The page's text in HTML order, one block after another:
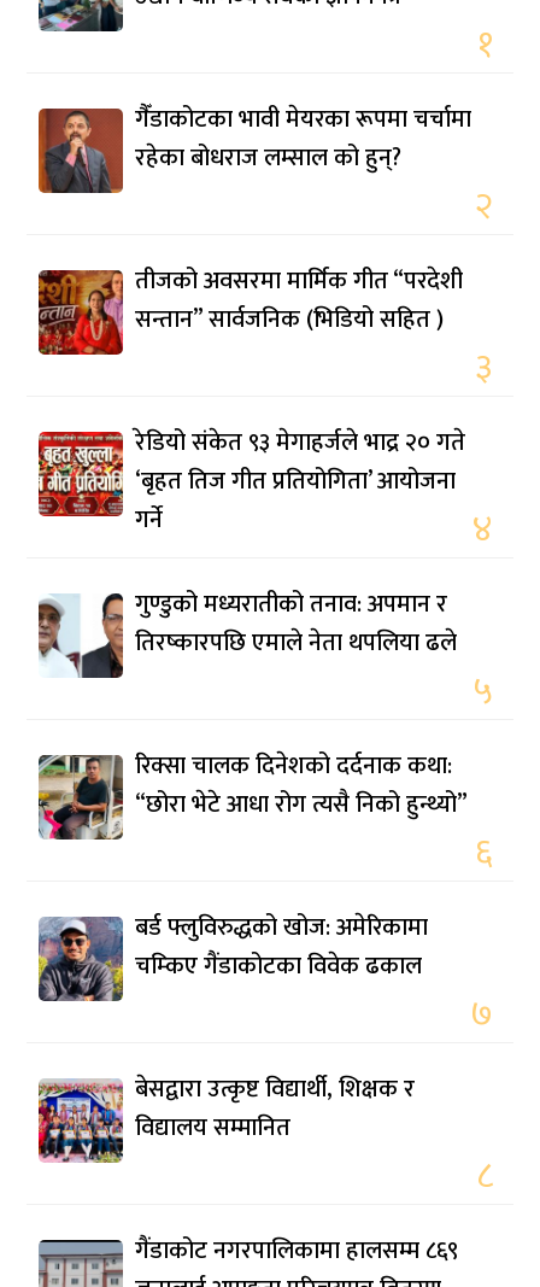
१
गैँडाकोटका भावी मेयरका रूपमा चर्चामा
रहेका बोधराज लम्साल को हुन्?
२
तीजको अवसरमा मार्मिक गीत “परदेशी
सन्तान” सार्वजनिक (भिडियो सहित )
३
रेडियो संकेत ९३ मेगाहर्जले भाद्र २० गते
‘बृहत तिज गीत प्रतियोगिता’ आयोजना
गर्ने
४
गुण्डुको मध्यरातीको तनाव: अपमान र
तिरष्कारपछि एमाले नेता थपलिया ढले
५
रिक्सा चालक दिनेशको दर्दनाक कथा:
“छोरा भेटे आधा रोग त्यसै निको हुन्थ्यो”
६
बर्ड फ्लुविरुद्धको खोज: अमेरिकामा
चम्किए गैंडाकोटका विवेक ढकाल
७
बेसद्वारा उत्कृष्ट विद्यार्थी, शिक्षक र
विद्यालय सम्मानित
८
गैंडाकोट नगरपालिकामा हालसम्म ८६९